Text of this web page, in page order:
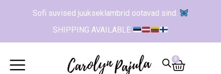
Sofi suvised juukseklambrid ootavad sind.
SHIPPING AVAILABLE
0